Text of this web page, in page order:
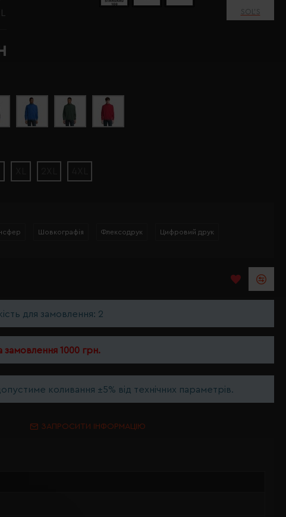
SOL’S
Шовкографія Флексодрук Цифровий друк
для замовлення: 2
замовлення 1000 грн.
коливання ±5% від технічних параметрів.
ЗАПРОСИТИ ІНФОРМАЦІЮ